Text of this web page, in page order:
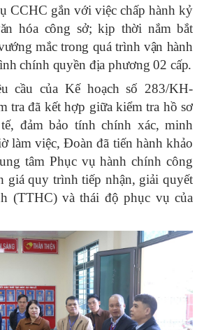
CCHC gắn với việc chấp hành kỷ
hóa công sở; kịp thời nắm bắt
mắc trong quá trình vận hành
chính quyền địa phương 02 cấp.
cầu của Kế hoạch số 283/KH-
tra đã kết hợp giữa kiểm tra hồ sơ
đảm bảo tính chính xác, minh
làm việc, Đoàn đã tiến hành khảo
tâm Phục vụ hành chính công
giá quy trình tiếp nhận, giải quyết
(TTHC) và thái độ phục vụ của